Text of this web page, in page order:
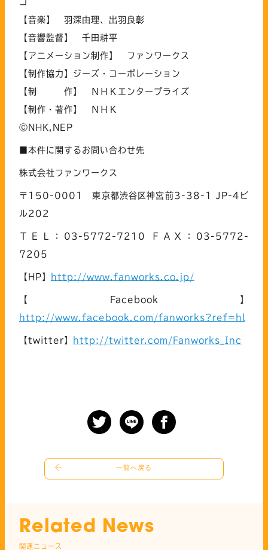
【音楽】 羽深由理、出羽良彰
【音響監督】 千田耕平
【アニメーション制作】 ファンワークス
【制作協力】ジーズ・コーポレーション
【制 作】 ＮＨＫエンタープライズ
【制作・著作】 ＮＨＫ
ⒸNHK,NEP
■本件に関するお問い合わせ先
株式会社ファンワークス
〒150-0001 東京都渋谷区神宮前3-38-1 JP-4ビ
ル202
ＴＥＬ：03-5772-7210 ＦＡＸ：03-5772-
7205
【HP】 http://www.fanworks.co.jp/
【Facebook】
http://www.facebook.com/fanworks?ref=hl
【twitter】 http://twitter.com/Fanworks_Inc
一覧へ戻る
Related News
関連ニュース